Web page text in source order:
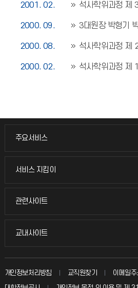
2001. 02. 석사학위과정 제
2000. 09. 3대원장 박형기
2000. 08. 석사학위과정 제
2000. 02. 석사학위과정 제
주요서비스
주요서비스
교무회의방송
입학안내
서비스 지킴이
서비스 지킴이
묻고 답하기
칭찬마당
관련사이트
관련사이트
국방헬프콜
교내사이트
교내사이트
교수회
교육혁신본부
개인정보처리방침 교직원찾기
이메일